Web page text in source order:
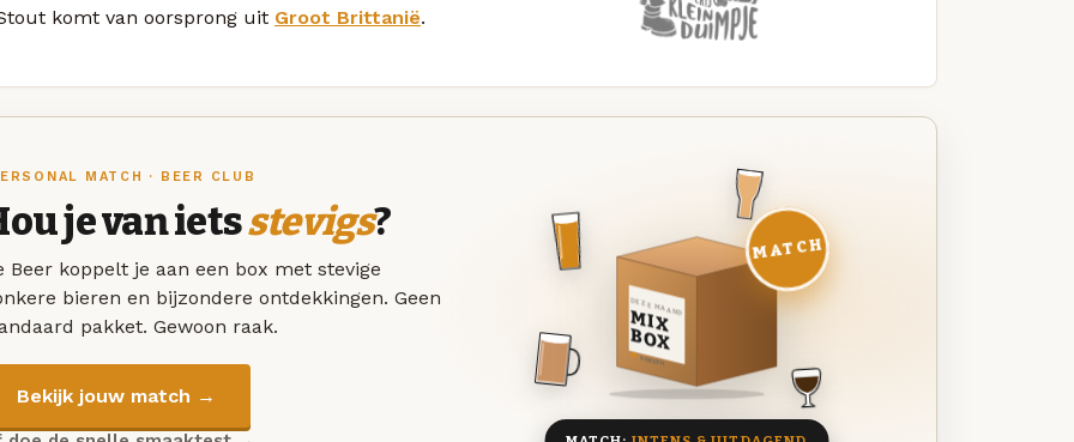
komt van oorsprong uit Groot Brittanië.
MATCH · BEER CLUB
je van ietsstevigs?
Beer koppelt je aan een box met stevige
bieren en bijzondere ontdekkingen. Geen
pakket. Gewoon raak.
Bekijk jouw match →
DEZE MAAND
MIX
BOX
8 BIEREN
MATCH